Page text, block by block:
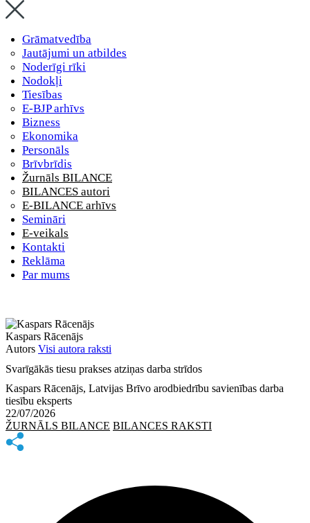
Grāmatvedība
Jautājumi un atbildes
Noderīgi rīki
Nodokļi
Tiesības
E-BJP arhīvs
Bizness
Ekonomika
Personāls
Brīvbrīdis
Žurnāls BILANCE
BILANCES autori
E-BILANCE arhīvs
Semināri
E-veikals
Kontakti
Reklāma
Par mums
Kaspars Rācenājs
Autors Visi autora raksti
Svarīgākās tiesu prakses atziņas darba strīdos
Kaspars Rācenājs, Latvijas Brīvo arodbiedrību savienības darba
tiesību eksperts
22/07/2026
ŽURNĀLS BILANCE BILANCES RAKSTI